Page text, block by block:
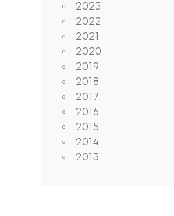
2023
2022
2021
2020
2019
2018
2017
2016
2015
2014
2013